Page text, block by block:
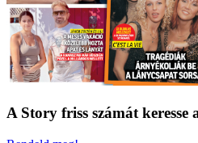
A Story friss számát keresse